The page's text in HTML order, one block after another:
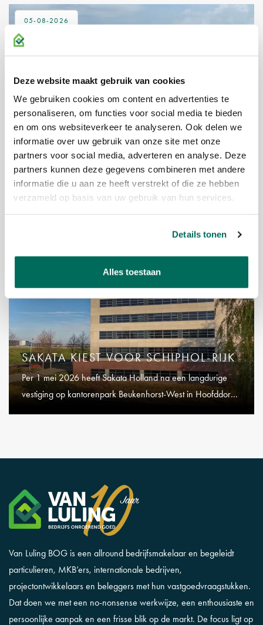
Deze website maakt gebruik van cookies
We gebruiken cookies om content en advertenties te
personaliseren, om functies voor social media te bieden
en om ons websiteverkeer te analyseren. Ook delen we
informatie over uw gebruik van onze site met onze
partners voor social media, adverteren en analyse. Deze
partners kunnen deze gegevens combineren met andere
informatie die u aan ze heeft verstrekt of die ze hebben
verzameld op basis van uw gebruik van hun services.
Details tonen
Alles toestaan
05-08-2026
LAYERS XL AMSTELVEEN I VOLLEDIG
VERHUURD
Recent is de verhuur van alle 10 nieuwbouw bedrijfsunits
aan de Afmijnstraat 81-99 in Amstelveen succesvol
afgerond.
SAKATA KIEST VOOR SCHIPHOL-RIJK
Per 1 mei 2026 heeft Sakata Holland na een langdurige
vestiging op kantorenpark Beukenhorst-West in Hoofddorp
Van Luling BOG is een allround bedrijfsmakelaar en begeleidt
particulieren, MKB’ers, internationale bedrijven,
projectontwikkelaars en beleggers met hun vastgoedvraagstukken.
Dat doen we met een no-nonsense werkwijze, een enthousiaste en
persoonlijke aanpak en een frisse blik op de markt. De focus ligt op